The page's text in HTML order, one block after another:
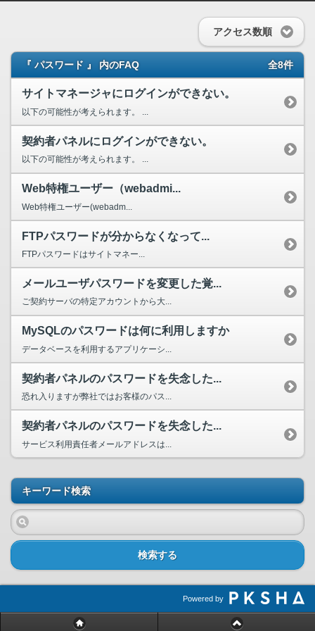
アクセス数順
『 パスワード 』 内のFAQ 全8件
サイトマネージャにログインができない。
以下の可能性が考えられます。 ...
契約者パネルにログインができない。
以下の可能性が考えられます。 ...
Web特権ユーザー（webadmi...
Web特権ユーザー(webadm...
FTPパスワードが分からなくなって...
FTPパスワードはサイトマネー...
メールユーザパスワードを変更した覚...
ご契約サーバの特定アカウントから大...
MySQLのパスワードは何に利用しますか
データベースを利用するアプリケーシ...
契約者パネルのパスワードを失念した...
恐れ入りますが弊社ではお客様のパス...
契約者パネルのパスワードを失念した...
サービス利用責任者メールアドレスは...
キーワード検索
検索する
Powered by